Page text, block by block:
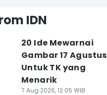
IDN
20 Ide Mewarnai
Gambar 17 Agustus
Untuk TK yang
Menarik
7 Aug 2026, 12:05 WIB